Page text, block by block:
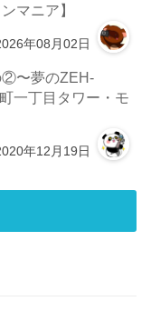
マニア】
年08月02日
②〜夢のZEH-
一丁目タワー・モ
年12月19日